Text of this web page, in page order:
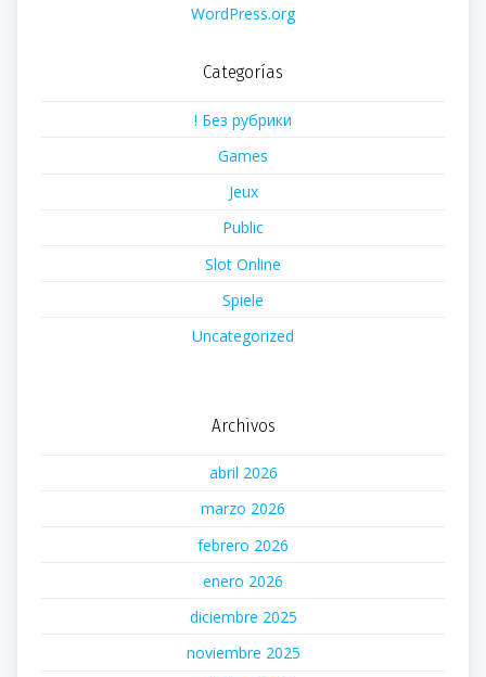
WordPress.org
Categorías
! Без рубрики
Games
Jeux
Public
Slot Online
Spiele
Uncategorized
Archivos
abril 2026
marzo 2026
febrero 2026
enero 2026
diciembre 2025
noviembre 2025